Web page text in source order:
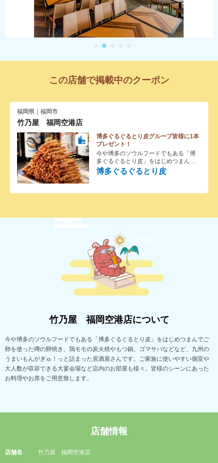
この店舗で掲載中のクーポン
福岡県｜福岡市
竹乃屋 福岡空港店
博多ぐるぐるとり皮グループ皆様に1本
プレゼント！
博多ぐるぐるとり皮
今や博多のソウルフードでもある「博
多ぐるぐるとり皮」をはじめつまんで
ご卵を使った噂の卵焼き、鶏モモの炭
火焼やもつ鍋、ゴマサバなどなど、九
居酒屋さんです。ご家族に使いやすい
竹乃屋 福岡空港店について
今や博多のソウルフードでもある「博多ぐるぐるとり皮」をはじめつまんでご
卵を使った噂の卵焼き、鶏モモの炭火焼やもつ鍋、ゴマサバなどなど、九州の
うまいもんがぎゅ！っと詰まった居酒屋さんです。ご家族に使いやすい個室や
大人数が収容できる大宴会場など店内のお部屋も様々。皆様のシーンにあった
お料理やお席をご用意致します。
店舗情報
店舗名 竹乃屋 福岡空港店